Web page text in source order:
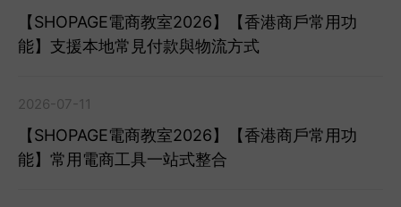
【SHOPAGE電商教室2026】【香港商戶常用功
能】支援本地常見付款與物流方式
2026-07-11
【SHOPAGE電商教室2026】【香港商戶常用功
能】常用電商工具一站式整合